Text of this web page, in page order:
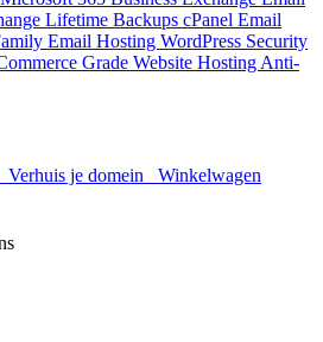
Lifetime Backups cPanel Email
Email Hosting WordPress Security
Grade Website Hosting Anti-
Verhuis je domein
Winkelwagen